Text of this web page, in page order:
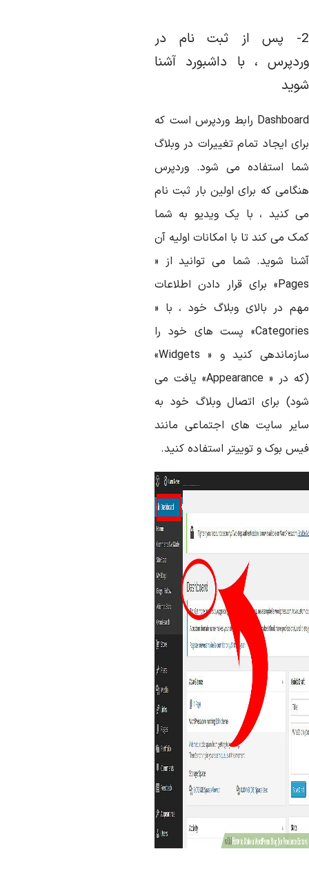
2- پس از ثبت نام در
، با داشبورد آشنا
رابط وردپرس است که
ایجاد تمام تغییرات در وبلاگ
استفاده می شود. وردپرس
که برای اولین بار ثبت نام
کنید ، با یک ویدیو به شما
می کند تا با امکانات اولیه آن
شوید. شما می توانید از «
» برای قرار دادن اطلاعات
در بالای وبلاگ خود ، با «
» پست های خود را
کنید و « Widgets
»
در « Appearance» یافت می
برای اتصال وبلاگ خود به
سایت های اجتماعی مانند
بوک و توییتر استفاده کنید.